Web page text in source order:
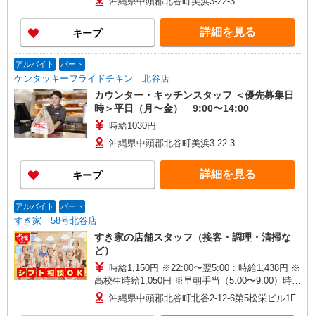
キープ 詳細を見る
アルバイト パート
ケンタッキーフライドチキン 北谷店
カウンター・キッチンスタッフ ＜優先募集日
時＞平日（月〜金） 9:00〜14:00
時給1030円
沖縄県中頭郡北谷町美浜3-22-3
キープ 詳細を見る
アルバイト パート
すき家 58号北谷店
すき家の店舗スタッフ（接客・調理・清掃な
ど）
時給1,150円 ※22:00〜翌5:00：時給1,438円 ※
高校生時給1,050円 ※早朝手当（5:00〜9:00）時給
＋150円
沖縄県中頭郡北谷町北谷2-12-6第5松栄ビル1F